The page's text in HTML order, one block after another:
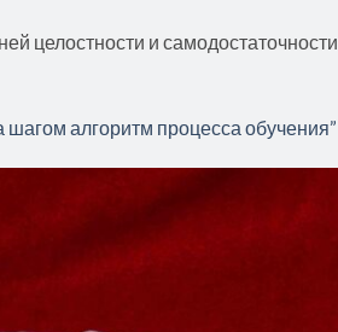
целостности и
алгоритм процесса обучения”